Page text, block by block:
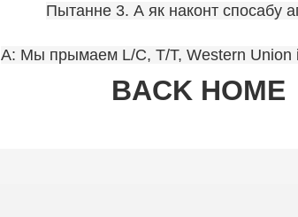
Пытанне 3. А як наконт спосабу
A: Мы прымаем L/C, T/T, Western Union
BACK HOME